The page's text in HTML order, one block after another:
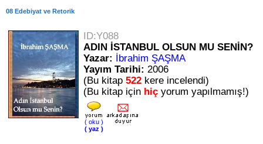
08 Edebiyat ve Retorik
ID:Y088
ADIN İSTANBUL OLSUN MU SENİN?
Yazar: İbrahim ŞAŞMA
Yayım Tarihi: 2006
(Bu kitap 522 kere incelendi)
(Bu kitap için hiç yorum yapılmamış!)
( oku )
( yaz )